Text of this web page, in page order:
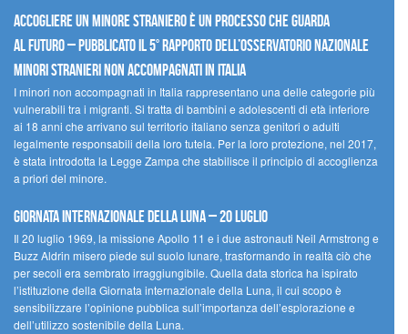
Accogliere un minore straniero è un processo che guarda
al futuro – Pubblicato il 5° rapporto dell’Osservatorio Nazionale
Minori Stranieri Non Accompagnati in Italia
I minori non accompagnati in Italia rappresentano una delle categorie più
vulnerabili tra i migranti. Si tratta di bambini e adolescenti di età inferiore
ai 18 anni che arrivano sul territorio italiano senza genitori o adulti
legalmente responsabili della loro tutela. Per la loro protezione, nel 2017,
è stata introdotta la Legge Zampa che stabilisce il principio di accoglienza
a priori del minore.
Giornata Internazionale della Luna – 20 luglio
Il 20 luglio 1969, la missione Apollo 11 e i due astronauti Neil Armstrong e
Buzz Aldrin misero piede sul suolo lunare, trasformando in realtà ciò che
per secoli era sembrato irraggiungibile. Quella data storica ha ispirato
l’istituzione della Giornata internazionale della Luna, il cui scopo è
sensibilizzare l’opinione pubblica sull’importanza dell’esplorazione e
dell’utilizzo sostenibile della Luna.